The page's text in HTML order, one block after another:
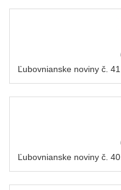
Ľubovnianske noviny č. 41
Ľubovnianske noviny č. 40